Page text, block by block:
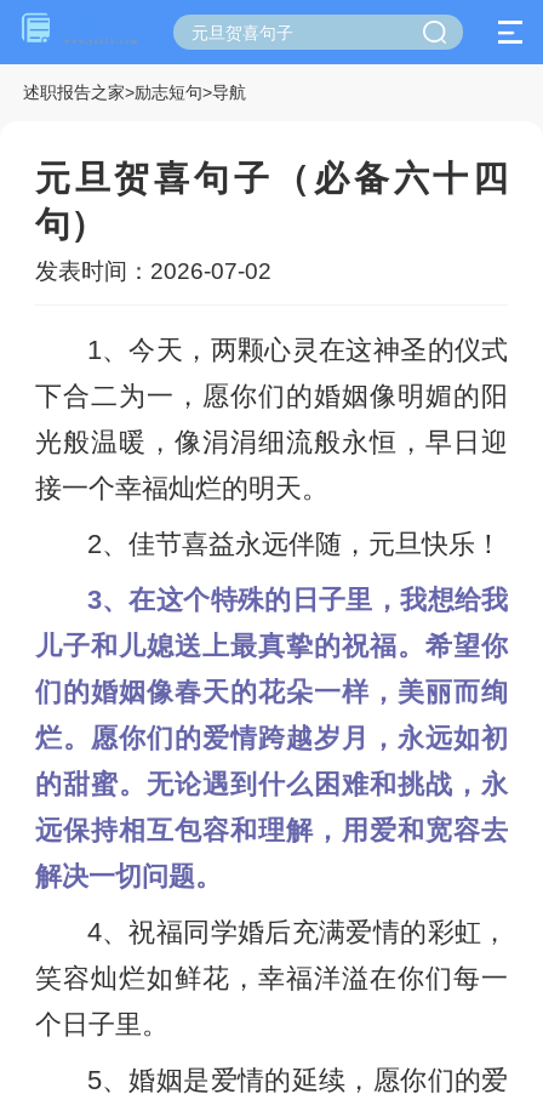
述职报告之家>励志短句>导航
元旦贺喜句子（必备六十四
句）
发表时间：2026-07-02
1、今天，两颗心灵在这神圣的仪式
下合二为一，愿你们的婚姻像明媚的阳
光般温暖，像涓涓细流般永恒，早日迎
接一个幸福灿烂的明天。
2、佳节喜益永远伴随，元旦快乐！
3、在这个特殊的日子里，我想给我
儿子和儿媳送上最真挚的祝福。希望你
们的婚姻像春天的花朵一样，美丽而绚
烂。愿你们的爱情跨越岁月，永远如初
的甜蜜。无论遇到什么困难和挑战，永
远保持相互包容和理解，用爱和宽容去
解决一切问题。
4、祝福同学婚后充满爱情的彩虹，
笑容灿烂如鲜花，幸福洋溢在你们每一
个日子里。
5、婚姻是爱情的延续，愿你们的爱